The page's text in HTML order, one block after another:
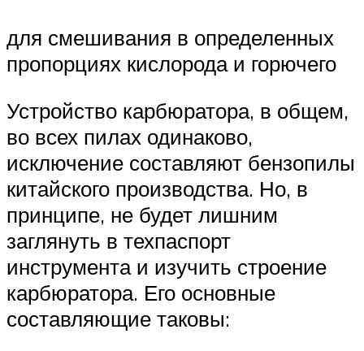
для смешивания в определенных
пропорциях кислорода и горючего
Устройство карбюратора, в общем,
во всех пилах одинаково,
исключение составляют бензопилы
китайского производства. Но, в
принципе, не будет лишним
заглянуть в техпаспорт
инструмента и изучить строение
карбюратора. Его основные
составляющие таковы: